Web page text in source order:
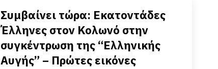
Συμβαίνει τώρα: Εκατοντάδες
Έλληνες στον Κολωνό στην
συγκέντρωση της “Ελληνικής
Αυγής” – Πρώτες εικόνες